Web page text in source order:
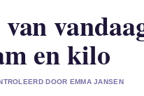
en kilo
DOOR EMMA JANSEN